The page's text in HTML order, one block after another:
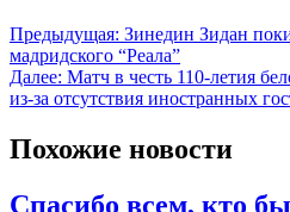
Предыдущая: Зинедин Зидан
мадридского “Реала”
Далее: Матч в честь 110-летия
из-за отсутствия иностранных
Похожие новости
Спасибо всем, кто